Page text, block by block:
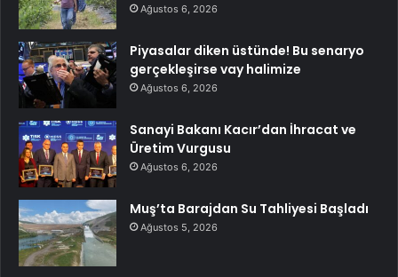
Ağustos 6, 2026
Piyasalar diken üstünde! Bu senaryo
gerçekleşirse vay halimize
Ağustos 6, 2026
Sanayi Bakanı Kacır’dan İhracat ve
Üretim Vurgusu
Ağustos 6, 2026
Muş’ta Barajdan Su Tahliyesi Başladı
Ağustos 5, 2026